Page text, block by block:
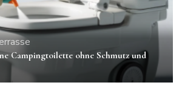
Campingtoilette ohne Schmutz und